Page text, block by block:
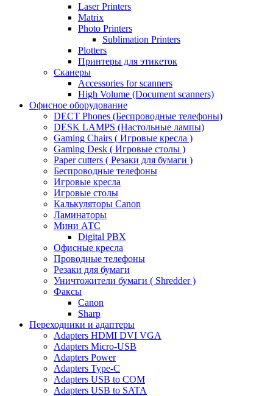
Laser Printers
Matrix
Photo Printers
Sublimation Printers
Plotters
Принтеры для этикеток
Сканеры
Accessories for scanners
High Volume (Document scanners)
Офисное оборудование
DECT Phones (Беспроводные телефоны)
DESK LAMPS (Настольные лампы)
Gaming Chairs ( Игровые кресла )
Gaming Desk ( Игровые столы )
Paper cutters ( Резаки для бумаги )
Беспроводные телефоны
Игровые кресла
Игровые столы
Калькуляторы Canon
Ламинаторы
Мини АТС
Digital PBX
Офисные кресла
Проводные телефоны
Резаки для бумаги
Уничтожители бумаги ( Shredder )
Факсы
Canon
Sharp
Переходники и адаптеры
Adapters HDMI DVI VGA
Adapters Micro-USB
Adapters Power
Adapters Type-C
Adapters USB to COM
Adapters USB to SATA